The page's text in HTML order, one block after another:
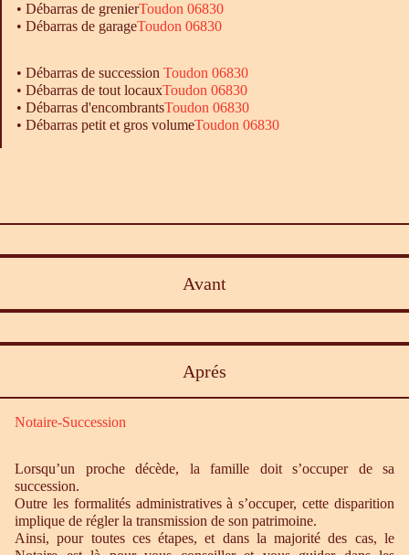
• Débarras de grenierToudon 06830
• Débarras de garageToudon 06830
• Débarras de succession Toudon 06830
• Débarras de tout locauxToudon 06830
• Débarras d'encombrantsToudon 06830
• Débarras petit et gros volumeToudon 06830
Avant
Aprés
Notaire-Succession
Lorsqu’un proche décède, la famille doit s’occuper de sa
succession.
Outre les formalités administratives à s’occuper, cette disparition
implique de régler la transmission de son patrimoine.
Ainsi, pour toutes ces étapes, et dans la majorité des cas, le